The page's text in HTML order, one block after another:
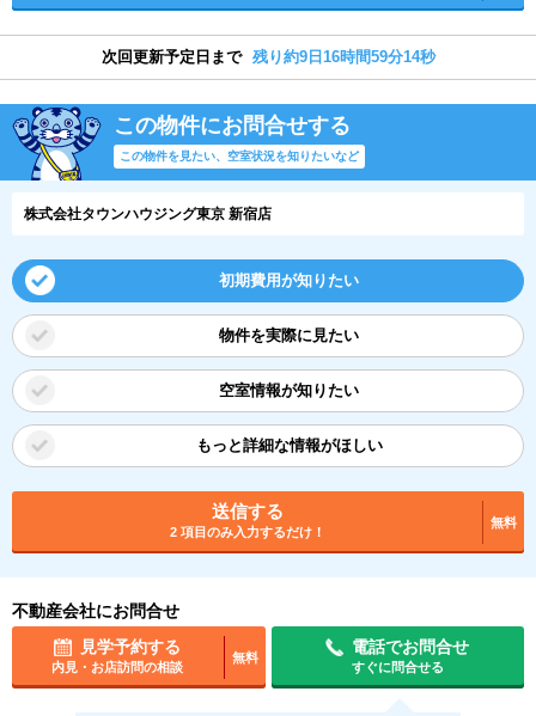
次回更新予定日まで 残り約9日16時間59分13秒
この物件にお問合せする
この物件を見たい、空室状況を知りたいなど
株式会社タウンハウジング東京 新宿店
初期費用が知りたい
物件を実際に見たい
空室情報が知りたい
もっと詳細な情報がほしい
送信する
2 項目のみ入力するだけ！
無料
不動産会社にお問合せ
見学予約する
内見・お店訪問の相談
無料
電話でお問合せ
すぐに問合せる